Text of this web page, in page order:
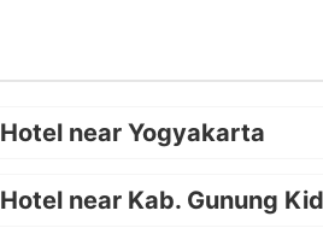
Hotel near Yogyakarta
Hotel near Kab. Gunung